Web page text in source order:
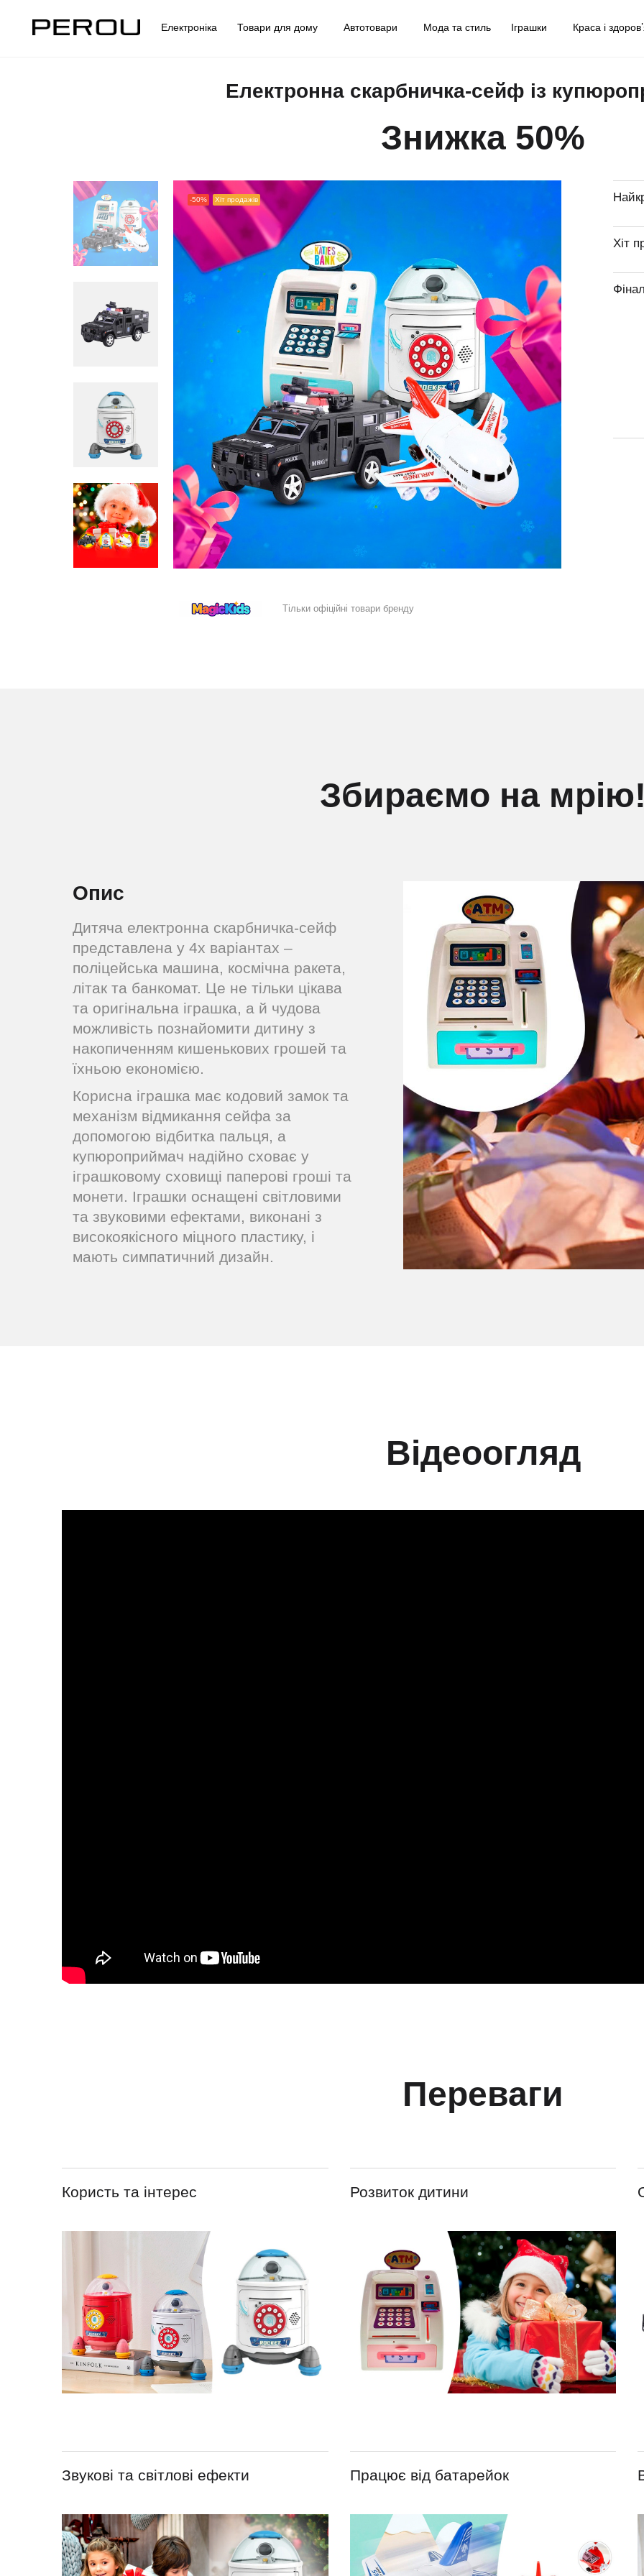
Електроніка Товари для дому Автотовари Мода та стиль Іграшки Краса і
Електронна скарбничка-сейф із
Знижка 50%
-50% Хіт продажів
Тільки офіційні товари бренду
Хіт
Збираємо на
Опис
Дитяча електронна скарбничка-сейф
представлена ​​у 4х варіантах –
поліцейська машина, космічна ракета,
літак та банкомат. Це не тільки цікава
та оригінальна іграшка, а й чудова
можливість познайомити дитину з
накопиченням кишенькових грошей та
їхньою економією.
Корисна іграшка має кодовий замок та
механізм відмикання сейфа за
допомогою відбитка пальця, а
купюроприймач надійно сховає у
іграшковому сховищі паперові гроші та
монети. Іграшки оснащені світловими
та звуковими ефектами, виконані з
високоякісного міцного пластику, і
мають симпатичний дизайн.
Відеоогляд
Переваги
Користь та інтерес Розвиток дитини
Звукові та світлові ефекти Працює від батарейок